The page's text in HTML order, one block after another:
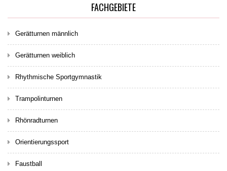
FACHGEBIETE
Gerätturnen männlich
Gerätturnen weiblich
Rhythmische Sportgymnastik
Trampolinturnen
Rhönradturnen
Orientierungssport
Faustball